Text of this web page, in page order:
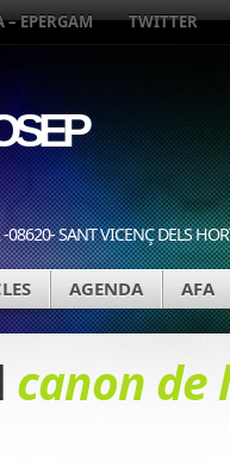
– EPERGAM TWITTER
08620- SANT VICENÇ DELS
AGENDA AFA
canon de